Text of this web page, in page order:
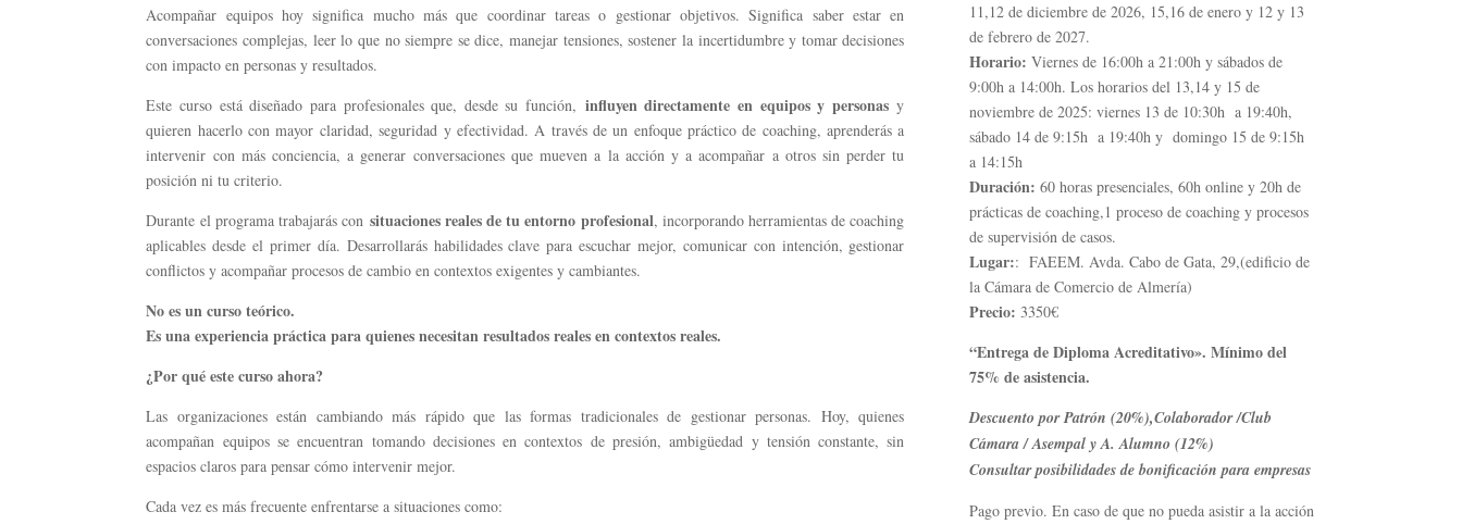
Acompañar equipos hoy significa mucho más que coordinar tareas o gestionar objetivos. Significa saber estar en
conversaciones complejas, leer lo que no siempre se dice, manejar tensiones, sostener la incertidumbre y tomar decisiones
con impacto en personas y resultados.
Este curso está diseñado para profesionales que, desde su función, influyen directamente en equipos y personasy
quieren hacerlo con mayor claridad, seguridad y efectividad. A través de un enfoque práctico de coaching, aprenderás a
intervenir con más conciencia, a generar conversaciones que mueven a la acción y a acompañar a otros sin perder tu
posición ni tu criterio.
Durante el programa trabajarás con situaciones reales de tu entorno profesional, incorporando herramientas de coaching
aplicables desde el primer día. Desarrollarás habilidades clave para escuchar mejor, comunicar con intención, gestionar
conflictos y acompañar procesos de cambio en contextos exigentes y cambiantes.
No es un curso teórico.
Es una experiencia práctica para quienes necesitan resultados reales en contextos reales.
¿Por qué este curso ahora?
Las organizaciones están cambiando más rápido que las formas tradicionales de gestionar personas. Hoy, quienes
acompañan equipos se encuentran tomando decisiones en contextos de presión, ambigüedad y tensión constante, sin
espacios claros para pensar cómo intervenir mejor.
Cada vez es más frecuente enfrentarse a situaciones como:
11,12 de diciembre de 2026, 15,16 de enero y 12 y 13
de febrero de 2027.
Horario: Viernes de 16:00h a 21:00h y sábados de
9:00h a 14:00h. Los horarios del 13,14 y 15 de
noviembre de 2025: viernes 13 de 10:30h a 19:40h,
sábado 14 de 9:15h a 19:40h y domingo 15 de 9:15h
a 14:15h
Duración: 60 horas presenciales, 60h online y 20h de
prácticas de coaching,1 proceso de coaching y procesos
de supervisión de casos.
Lugar:: FAEEM. Avda. Cabo de Gata, 29,(edificio de
la Cámara de Comercio de Almería)
Precio: 3350€
“Entrega de Diploma Acreditativo». Mínimo del
75% de asistencia.
Descuento por Patrón (20%),Colaborador /Club
Cámara / Asempal y A. Alumno (12%)
Consultar posibilidades de bonificación para empresas
Pago previo. En caso de que no pueda asistir a la acción